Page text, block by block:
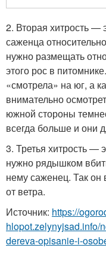
2. Вторая хитрость —
саженца
нужно размещать
этого рос в
«смотрела» на юг, а
внимательно
южной стороны
всегда больше и они
3. Третья хитрость —
нужно рядышком
нему саженец. Так он
от ветра.
Источник: https://
hlopot.zelynyjsad.info/
dereva-opisanie-i-